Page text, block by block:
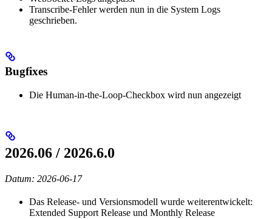
Transcribe-Fehler werden nun in die System Logs
geschrieben.
Bugfixes
Die Human-in-the-Loop-Checkbox wird nun angezeigt
2026.06 / 2026.6.0
Datum: 2026-06-17
Das Release- und Versionsmodell wurde weiterentwickelt:
Extended Support Release und Monthly Release